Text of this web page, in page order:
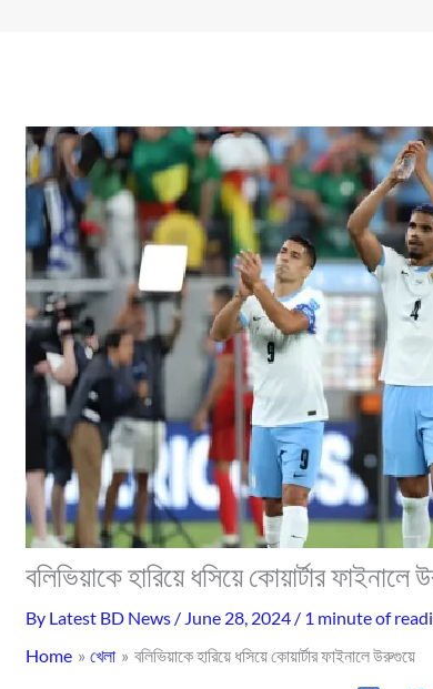
বলিভিয়াকে হারিয়ে ধসিয়ে কোয়ার্টার ফাইনালে
By Latest BD News / June 28, 2024 / 1 minute of
Home
খেলা বলিভিয়াকে হারিয়ে ধসিয়ে কোয়ার্টার ফাইনালে উরুগুয়ে